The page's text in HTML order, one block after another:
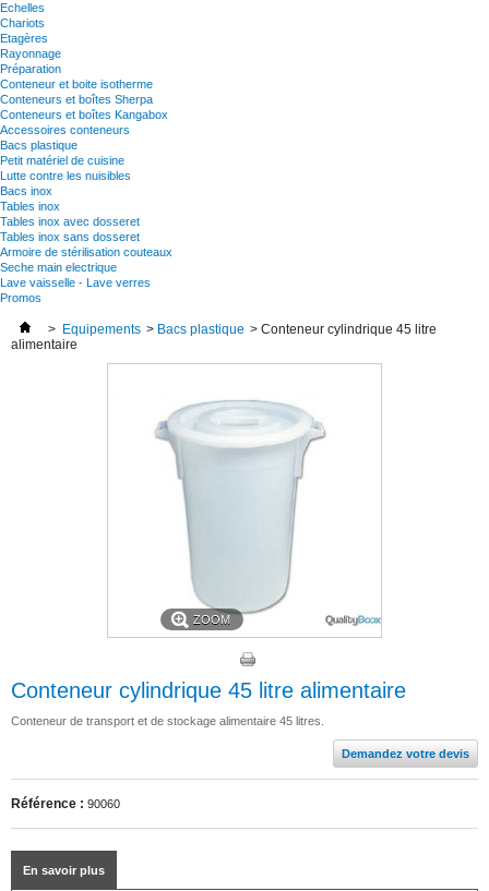
Echelles
Chariots
Etagères
Rayonnage
Préparation
Conteneur et boite isotherme
Conteneurs et boîtes Sherpa
Conteneurs et boîtes Kangabox
Accessoires conteneurs
Bacs plastique
Petit matériel de cuisine
Lutte contre les nuisibles
Bacs inox
Tables inox
Tables inox avec dosseret
Tables inox sans dosseret
Armoire de stérilisation couteaux
Seche main electrique
Lave vaisselle - Lave verres
Promos
> Equipements > Bacs plastique > Conteneur cylindrique 45 litre
alimentaire
ZOOM
Conteneur cylindrique 45 litre alimentaire
Conteneur de transport et de stockage alimentaire 45 litres.
Demandez votre devis
Référence : 90060
En savoir plus